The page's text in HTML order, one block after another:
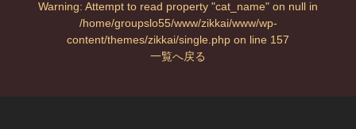
Warning: Attempt to read property "cat_name" on null in
/home/groupslo55/www/zikkai/www/wp-
content/themes/zikkai/single.php on line 157
一覧へ戻る